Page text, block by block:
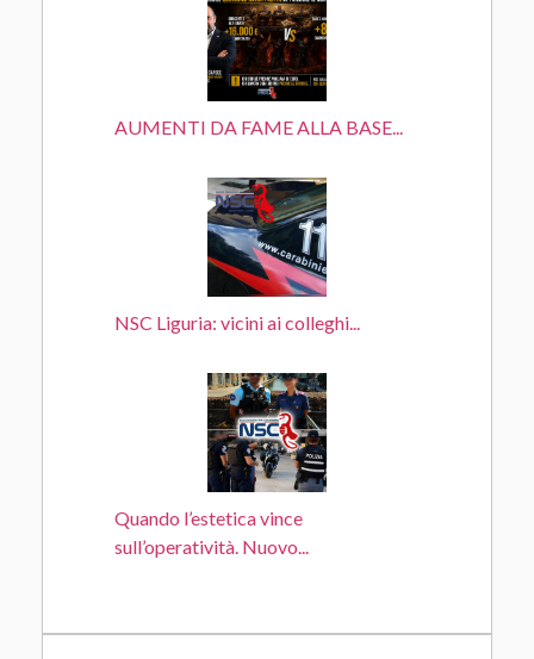
AUMENTI DA FAME ALLA BASE...
NSC Liguria: vicini ai colleghi...
Quando l’estetica vince
sull’operatività. Nuovo...